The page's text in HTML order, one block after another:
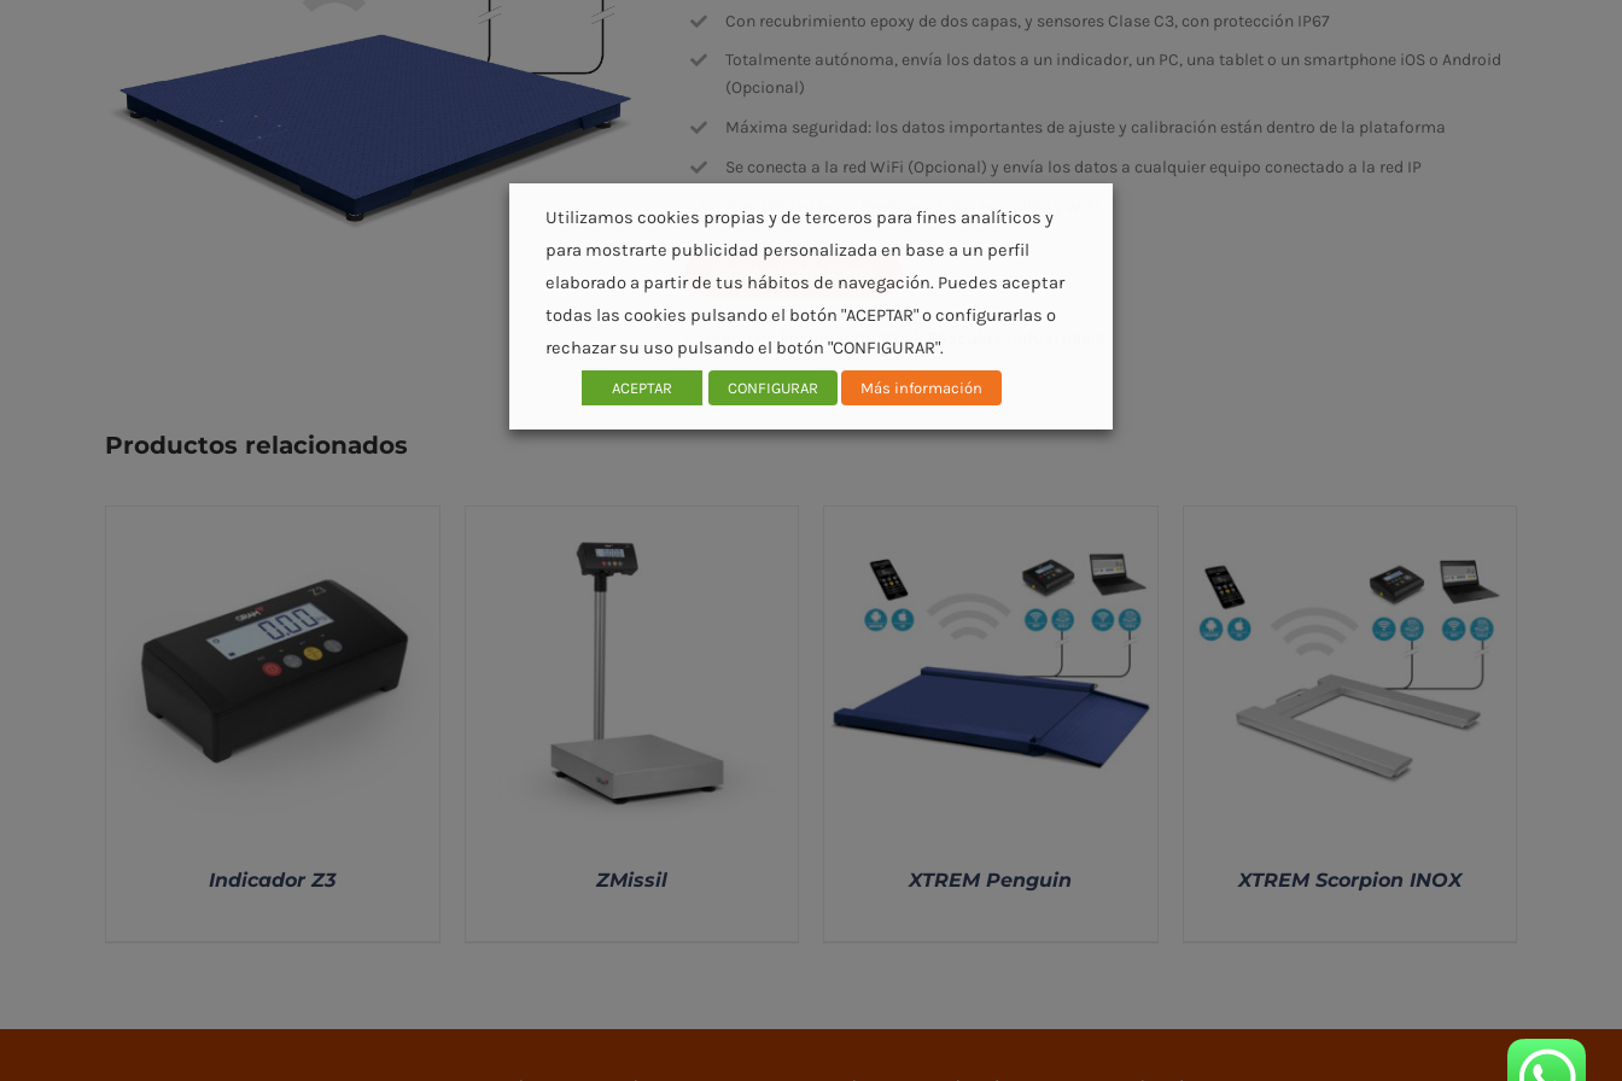
Con recubrimiento epoxy de dos capas, y sensores Clase C3, con protección IP67
Totalmente autónoma, envía los datos a un indicador, un PC, una tablet o un smartphone iOS o Android
(Opcional)
Máxima seguridad: los datos importantes de ajuste y calibración están dentro de la plataforma
Se conecta a la red WiFi (Opcional) y envía los datos a cualquier equipo conectado a la red IP
Flexibilidad total: Envía los datos por cable y WiFi
FICHA TÉCNICA PDF
Categorías: Pesaje Industrial ,Básculas Industriales
Productos relacionados
Indicador Z3 ZMissil XTREM Penguin XTREM Scorpion INOX
Utilizamos cookies propias y de terceros para fines analíticos y
para mostrarte publicidad personalizada en base a un perfil
elaborado a partir de tus hábitos de navegación. Puedes aceptar
todas las cookies pulsando el botón "ACEPTAR" o configurarlas o
rechazar su uso pulsando el botón "CONFIGURAR".
ACEPTAR CONFIGURAR Más información